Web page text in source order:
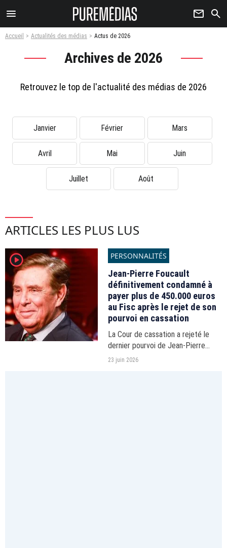
menu newsletter search
Accueil Actualités des médias Actus de 2026
Archives de 2026
Retrouvez le top de l'actualité des médias de 2026
Janvier Février Mars
Avril Mai Juin
Juillet Août
ARTICLES LES PLUS LUS
player2 PERSONNALITÉS
Jean-Pierre Foucault
définitivement condamné à
payer plus de 450.000 euros
au Fisc après le rejet de son
pourvoi en cassation
La Cour de cassation a rejeté le
dernier pourvoi de Jean-Pierre
Foucault demandant l'annulation
23 juin 2026